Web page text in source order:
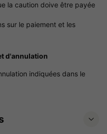
la caution doive être payée
sur le paiement et les
d'annulation
indiquées dans le